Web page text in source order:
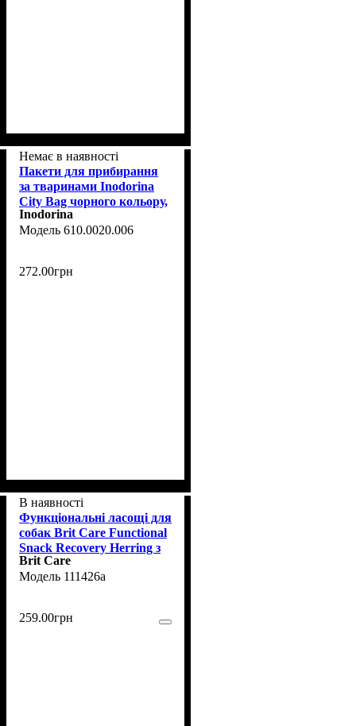
Немає в наявності
Пакети для прибирання
за тваринами Inodorina
City Bag чорного кольору,
12 шт
Inodorina
610.0020.006
272.00грн
В наявності
Функціональні ласощі для
собак Brit Care Functional
Snack Recovery Herring з
оселедцем, 150 г
Brit Care
111426а
259.00грн